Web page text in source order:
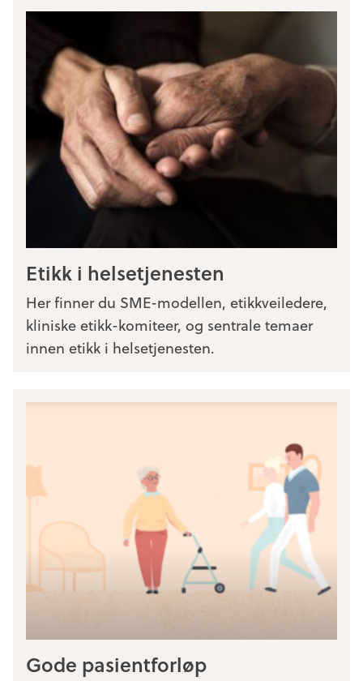
Etikk i helsetjenesten
Her finner du SME-modellen, etikkveiledere,
kliniske etikk-komiteer, og sentrale temaer
innen etikk i helsetjenesten.
Gode pasientforløp